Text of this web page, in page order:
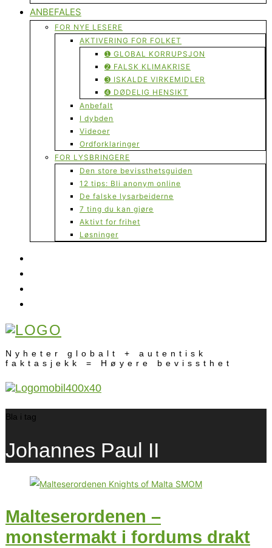
ANBEFALES
FOR NYE LESERE
AKTIVERING FOR FOLKET
➊ GLOBAL KORRUPSJON
➋ FALSK KLIMAKRISE
➌ ISKALDE VIRKEMIDLER
➍ DØDELIG HENSIKT
Anbefalt
I dybden
Videoer
Ordforklaringer
FOR LYSBRINGERE
Den store bevissthetsguiden
12 tips: Bli anonym online
De falske lysarbeiderne
7 ting du kan gjøre
Aktivt for frihet
Løsninger
Nyheter globalt + autentisk
faktasjekk = Høyere bevissthet
Bla i tag
Johannes Paul II
Malteserordenen –
monstermakt i fordums drakt